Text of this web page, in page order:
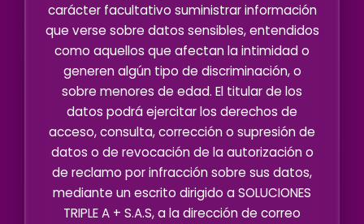
carácter facultativo suministrar información
que verse sobre datos sensibles, entendidos
como aquellos que afectan la intimidad o
generen algún tipo de discriminación, o
sobre menores de edad. El titular de los
datos podrá ejercitar los derechos de
acceso, consulta, corrección o supresión de
datos o de revocación de la autorización o
de reclamo por infracción sobre sus datos,
mediante un escrito dirigido a SOLUCIONES
TRIPLE A + S.A.S, a la dirección de correo